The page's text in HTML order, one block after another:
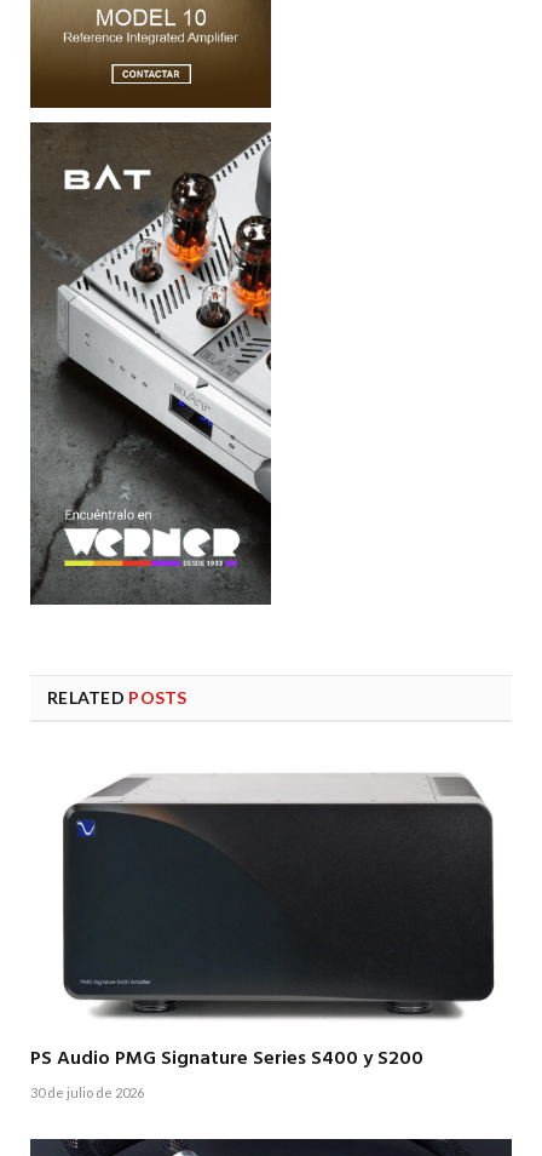
RELATED POSTS
PS Audio PMG Signature Series S400 y S200
30 de julio de 2026